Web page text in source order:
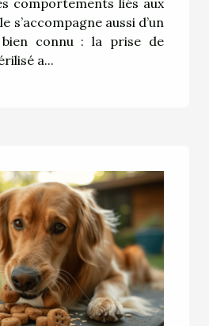
s’accompagne aussi d’un
connu : la prise de
a...